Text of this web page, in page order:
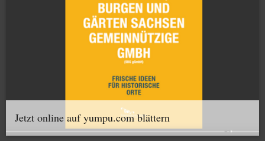
Jetzt online auf yumpu.com blättern